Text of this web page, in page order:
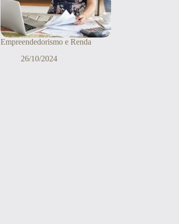
Empreendedorismo e Renda
26/10/2024